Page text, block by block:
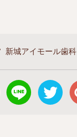
新城アイモール歯科